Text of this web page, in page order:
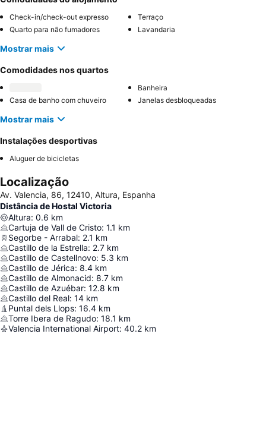
Check-in/check-out expresso
Terraço
Quarto para não fumadores
Lavandaria
Mostrar mais
Comodidades nos quartos
Banheira
Casa de banho com chuveiro
Janelas desbloqueadas
Mostrar mais
Instalações desportivas
Aluguer de bicicletas
Localização
Av. Valencia, 86, 12410, Altura, Espanha
Distância de Hostal Victoria
Altura: 0.6 km
Cartuja de Vall de Cristo: 1.1 km
Segorbe - Arrabal: 2.1 km
Castillo de la Estrella: 2.7 km
Castillo de Castellnovo: 5.3 km
Castillo de Jérica: 8.4 km
Castillo de Almonacid: 8.7 km
Castillo de Azuébar: 12.8 km
Castillo del Real: 14 km
Puntal dels Llops: 16.4 km
Torre Ibera de Ragudo: 18.1 km
Valencia International Airport: 40.2 km